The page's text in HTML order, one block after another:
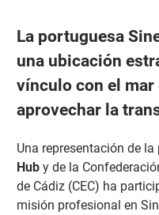
La portuguesa
una ubicación
vínculo con el mar
aprovechar la
Una representación de
Huby de la
de Cádiz (CEC) ha
misión profesional en